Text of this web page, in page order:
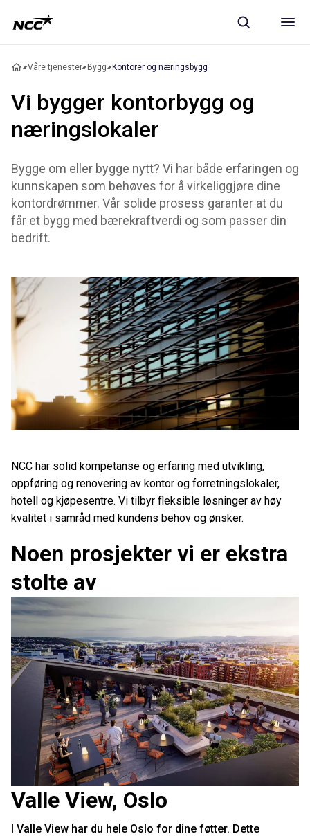
Våre tjenester Bygg Kontorer og næringsbygg
Vi bygger kontorbygg og
næringslokaler
Bygge om eller bygge nytt? Vi har både erfaringen og
kunnskapen som behøves for å virkeliggjøre dine
kontordrømmer. Vår solide prosess garanter at du
får et bygg med bærekraftverdi og som passer din
bedrift.
NCC har solid kompetanse og erfaring med utvikling,
oppføring og renovering av kontor og forretningslokaler,
hotell og kjøpesentre. Vi tilbyr fleksible løsninger av høy
kvalitet i samråd med kundens behov og ønsker.
Noen prosjekter vi er ekstra
stolte av
Valle View, Oslo
I Valle View har du hele Oslo for dine føtter. Dette